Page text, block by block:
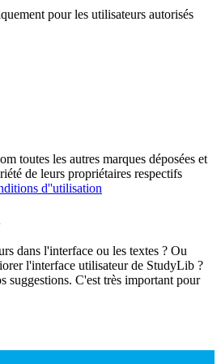
pour les utilisateurs autorisés
toutes les autres marques déposées et
de leurs propriétaires respectifs
d''utilisation
dans l'interface ou les textes ? Ou
l'interface utilisateur de StudyLib ?
suggestions. C'est très important pour